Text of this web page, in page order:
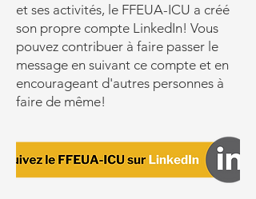
et ses activités, le FFEUA-ICU a créé
son propre compte LinkedIn! Vous
pouvez contribuer à faire passer le
message en suivant ce compte et en
encourageant d'autres personnes à
faire de même!